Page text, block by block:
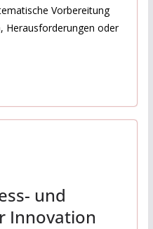
Vorbereitung
Herausforderungen oder
und
Innovation